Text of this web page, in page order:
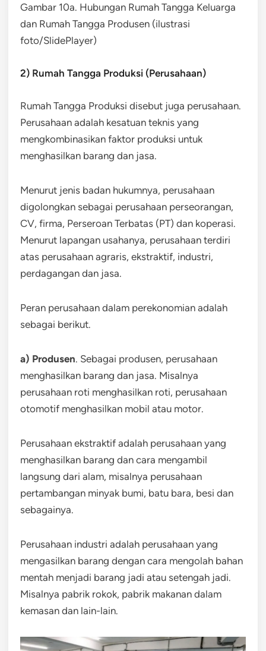
Gambar 10a. Hubungan Rumah Tangga Keluarga
dan Rumah Tangga Produsen (ilustrasi
foto/SlidePlayer)
2) Rumah Tangga Produksi (Perusahaan)
Rumah Tangga Produksi disebut juga perusahaan.
Perusahaan adalah kesatuan teknis yang
mengkombinasikan faktor produksi untuk
menghasilkan barang dan jasa.
Menurut jenis badan hukumnya, perusahaan
digolongkan sebagai perusahaan perseorangan,
CV, firma, Perseroan Terbatas (PT) dan koperasi.
Menurut lapangan usahanya, perusahaan terdiri
atas perusahaan agraris, ekstraktif, industri,
perdagangan dan jasa.
Peran perusahaan dalam perekonomian adalah
sebagai berikut.
a) Produsen. Sebagai produsen, perusahaan
menghasilkan barang dan jasa. Misalnya
perusahaan roti menghasilkan roti, perusahaan
otomotif menghasilkan mobil atau motor.
Perusahaan ekstraktif adalah perusahaan yang
menghasilkan barang dan cara mengambil
langsung dari alam, misalnya perusahaan
pertambangan minyak bumi, batu bara, besi dan
sebagainya.
Perusahaan industri adalah perusahaan yang
mengasilkan barang dengan cara mengolah bahan
mentah menjadi barang jadi atau setengah jadi.
Misalnya pabrik rokok, pabrik makanan dalam
kemasan dan lain-lain.